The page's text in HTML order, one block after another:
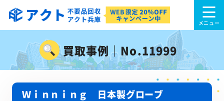
買取事例｜No.11999
Ｗｉｎｎｉｎｇ 日本製グローブ